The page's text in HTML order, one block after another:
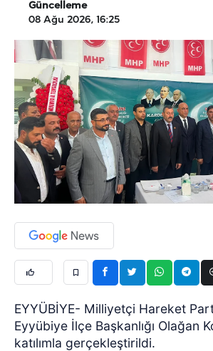
Güncelleme
08 Ağu 2026, 16:25
EYYÜBİYE- Milliyetçi Hareket
Eyyübiye İlçe Başkanlığı Olağan
katılımla gerçekleştirildi.